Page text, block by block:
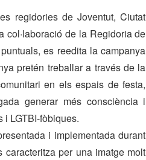
regidories de Joventut, Ciutat
col·laboració de la Regidoria de
es reedita la campanya
pretén treballar a través de la
en els espais de festa,
generar més consciència i
LGTBI-fòbiques.
i implementada durant
per una imatge molt